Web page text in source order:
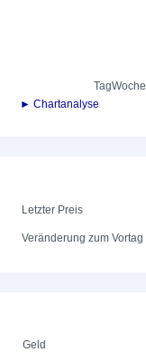
TagWoche
► Chartanalyse
Letzter Preis
Veränderung zum Vortag
Geld